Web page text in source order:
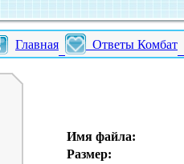
Главная Ответы Комбат
Имя файла:
Размер: